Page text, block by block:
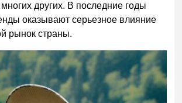
других. В последние годы
оказывают серьезное влияние
рынок страны.